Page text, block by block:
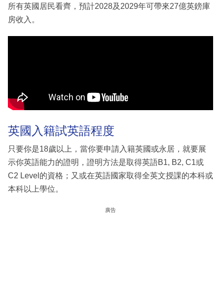
所有英國居民看齊，預計2028及2029年可帶來27億英鎊庫
房收入。
英國入籍試英語程度
只要你是18歲以上，當你要申請入籍英國或永居，就要展
示你英語能力的證明，證明方法是取得英語B1, B2, C1或
C2 Level的資格；又或在英語國家取得全英文授課的本科或
本科以上學位。
廣告